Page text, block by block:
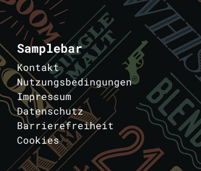
Samplebar
Kontakt
Nutzungsbedingungen
Impressum
Datenschutz
Barrierefreiheit
Cookies